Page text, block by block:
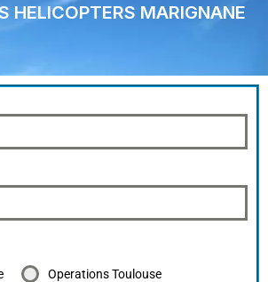
HELICOPTERS MARIGNANE
Operations Toulouse